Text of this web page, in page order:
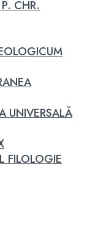
CHR.
UNIVERSALĂ
FILOLOGIE